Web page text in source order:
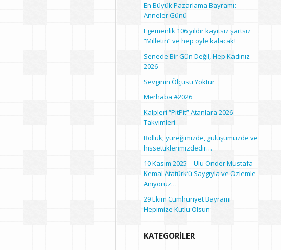
En Büyük Pazarlama Bayramı:
Anneler Günü
Egemenlik 106 yıldır kayıtsız şartsız
“Milletin” ve hep öyle kalacak!
Senede Bir Gün Değil, Hep Kadınız
2026
Sevginin Ölçüsü Yoktur
Merhaba #2026
Kalpleri “PitPit” Atanlara 2026
Takvimleri
Bolluk; yüreğimizde, gülüşümüzde ve
hissettiklerimizdedir…
10 Kasım 2025 – Ulu Önder Mustafa
Kemal Atatürk’ü Saygıyla ve Özlemle
Anıyoruz…
29 Ekim Cumhuriyet Bayramı
Hepimize Kutlu Olsun
KATEGORILER